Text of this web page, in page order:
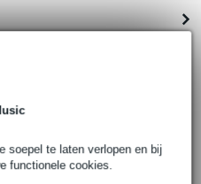
soepel te laten verlopen en bij
functionele cookies.